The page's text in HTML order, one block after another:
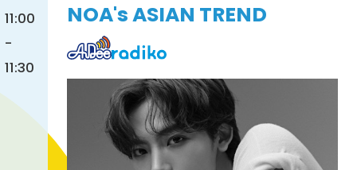
11:00
-
11:30
NOA's ASIAN TREND